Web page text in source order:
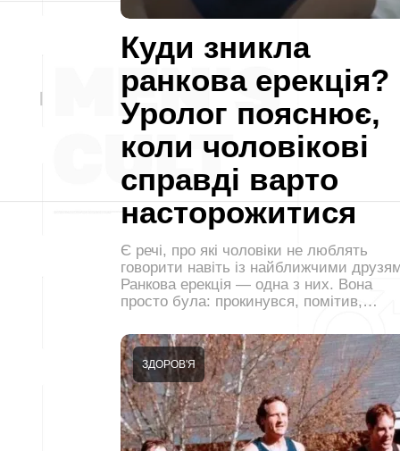
Куди зникла
ранкова ерекція?
Уролог пояснює,
коли чоловікові
справді варто
насторожитися
Є речі, про які чоловіки не люблять
говорити навіть із найближчими
Ранкова ерекція — одна з них. Вона
просто була: прокинувся, помітив,…
ЗДОРОВ'Я